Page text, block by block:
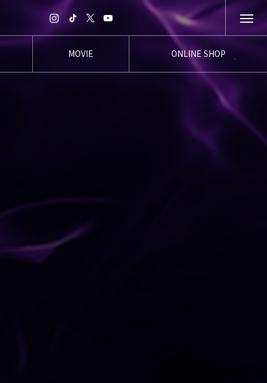
MOVIE
ムービー
ONLINE SHOP
オンラインショップ